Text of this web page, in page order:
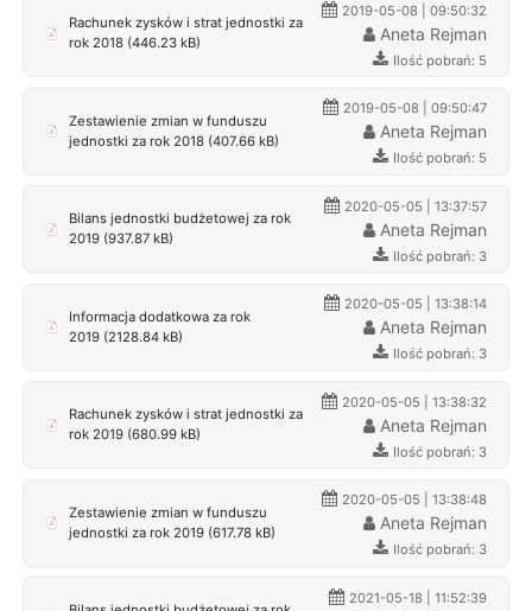
Rachunek zysków i strat jednostki za
rok 2018 (446.23 kB)
2019-05-08 | 09:50:32
Aneta Rejman
Ilość pobrań: 5
Zestawienie zmian w funduszu
jednostki za rok 2018 (407.66 kB)
2019-05-08 | 09:50:47
Aneta Rejman
Ilość pobrań: 5
Bilans jednostki budżetowej za rok
2019 (937.87 kB)
2020-05-05 | 13:37:57
Aneta Rejman
Ilość pobrań: 3
Informacja dodatkowa za rok
2019 (2128.84 kB)
2020-05-05 | 13:38:14
Aneta Rejman
Ilość pobrań: 3
Rachunek zysków i strat jednostki za
rok 2019 (680.99 kB)
2020-05-05 | 13:38:32
Aneta Rejman
Ilość pobrań: 3
Zestawienie zmian w funduszu
jednostki za rok 2019 (617.78 kB)
2020-05-05 | 13:38:48
Aneta Rejman
Ilość pobrań: 3
2021-05-18 | 11:52:39